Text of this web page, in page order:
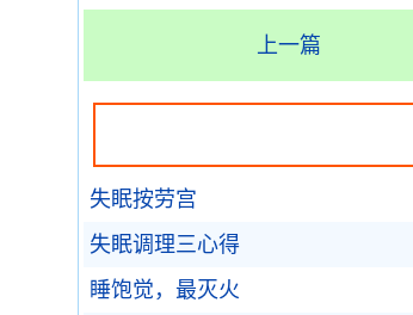
上一篇
失眠按劳宫
失眠调理三心得
睡饱觉，最灭火